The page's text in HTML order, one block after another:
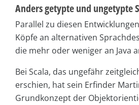
Anders getypte und ungetypte
Parallel zu diesen
Köpfe an alternativen
die mehr oder weniger an Java
Bei Scala, das ungefähr
erschien, hat sein Erfinder
Grundkonzept der